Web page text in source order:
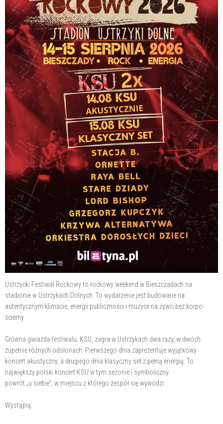
Ustrzycki Festiwal Rockowy to rockowy weekend w Bieszczadach na
stadionie w Ustrzykach Dolnych. To wydarzenie jest budowane na
autentycznym klimacie, energii publiczności i muzyce na żywo bez korpo-
ściemy.
Główna gwiazda festiwalu, KSU, zagra w Ustrzykach dwa razy, w dwóch
zupełnie różnych odsłonach. Pierwszego dnia zaprezentuje wyjątkowy
koncert akustyczny, a drugiego dnia klasyczny set z pełną energią. To
największy polski koncert KSU w tym sezonie i symboliczny
powrót „u siebie”, w miejscu z którego zespół się wywodzi.
Wystąpią: